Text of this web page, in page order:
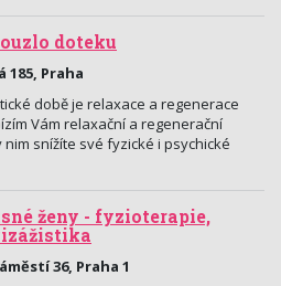
doteku
185, Praha
době je relaxace a regenerace
Vám relaxační a regenerační
nim snížíte své fyzické i psychické
ženy - fyzioterapie,
36, Praha 1